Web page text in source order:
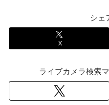
シェ
X
ライブカメラ検索